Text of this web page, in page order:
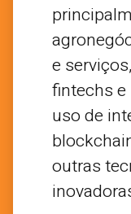
e
fintechs
uso de
outras